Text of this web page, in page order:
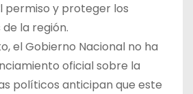
permiso y proteger los
la región.
el Gobierno Nacional no ha
oficial sobre la
políticos anticipan que este